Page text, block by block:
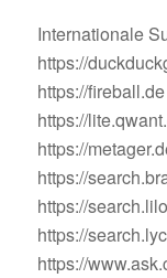
Internationale
https://
https://
https://
https://
https://
https://
https://
https://